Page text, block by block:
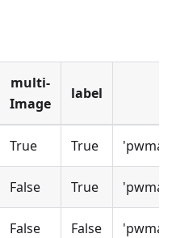
multi-
Image
label
True True
False True
False False